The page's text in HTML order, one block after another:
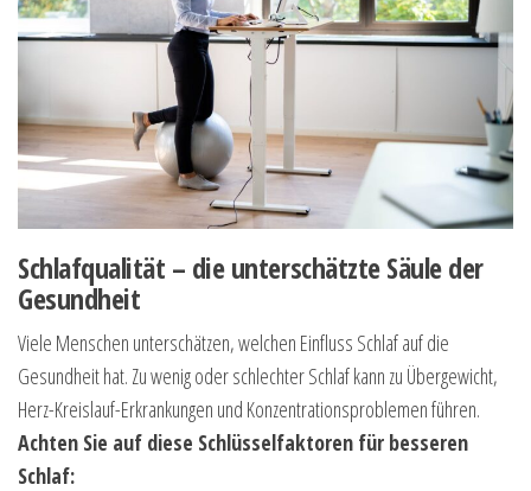
Schlafqualität – die unterschätzte Säule der
Gesundheit
Viele Menschen unterschätzen, welchen Einfluss Schlaf auf die
Gesundheit hat. Zu wenig oder schlechter Schlaf kann zu Übergewicht,
Herz-Kreislauf-Erkrankungen und Konzentrationsproblemen führen.
Achten Sie auf diese Schlüsselfaktoren für besseren
Schlaf: